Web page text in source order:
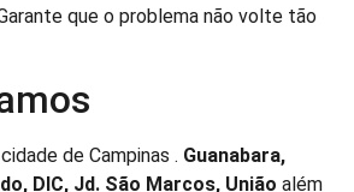
que o problema não volte tão
de Campinas . Guanabara,
DIC, Jd. São Marcos, União além